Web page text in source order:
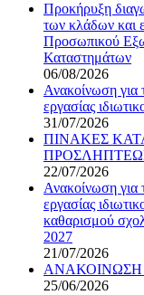
Προκήρυξη
των κλάδων και
Προσωπικού
Καταστημάτων
06/08/2026
Ανακοίνωση
εργασίας
31/07/2026
ΠΙΝΑΚΕΣ
22/07/2026
Ανακοίνωση
εργασίας
καθαρισμού
2027
21/07/2026
ΑΝΑΚΟΙΝΩΣΗ
25/06/2026